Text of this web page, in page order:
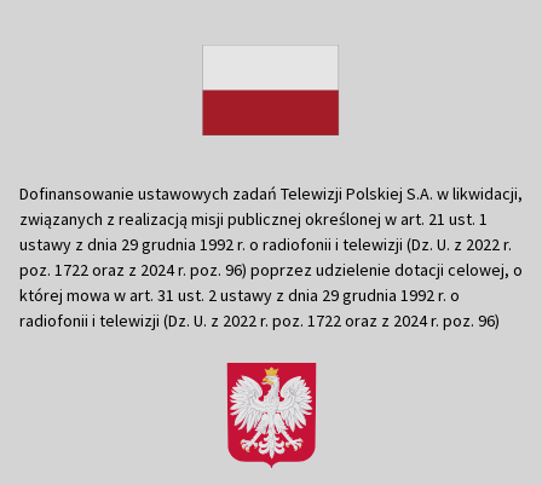
Dofinansowanie ustawowych zadań Telewizji Polskiej S.A. w likwidacji,
związanych z realizacją misji publicznej określonej w art. 21 ust. 1
ustawy z dnia 29 grudnia 1992 r. o radiofonii i telewizji (Dz. U. z 2022 r.
poz. 1722 oraz z 2024 r. poz. 96) poprzez udzielenie dotacji celowej, o
której mowa w art. 31 ust. 2 ustawy z dnia 29 grudnia 1992 r. o
radiofonii i telewizji (Dz. U. z 2022 r. poz. 1722 oraz z 2024 r. poz. 96)